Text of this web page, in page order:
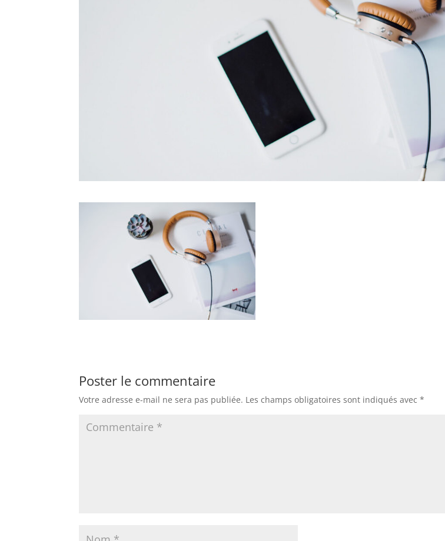
Poster le commentaire
Votre adresse e-mail ne sera pas publiée. Les champs obligatoires sont indiqués avec*